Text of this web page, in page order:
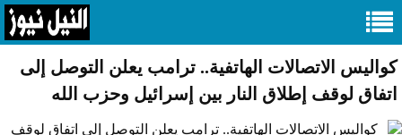
كواليس الاتصالات الهاتفية.. ترامب يعلن التوصل إلى
اتفاق لوقف إطلاق النار بين إسرائيل وحزب الله